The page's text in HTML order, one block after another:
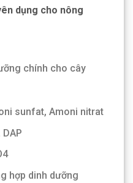
dụng cho nông
chính cho cây
sunfat, Amoni nitrat
hợp dinh dưỡng